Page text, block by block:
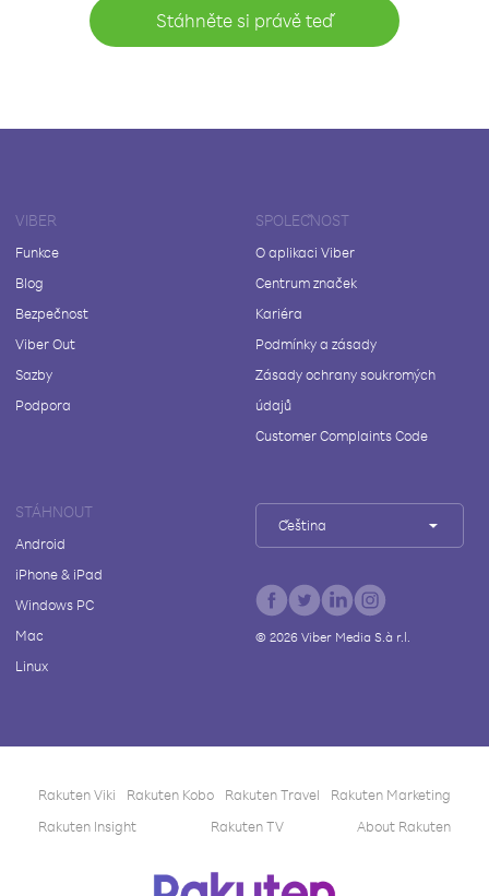
Stáhněte si právě teď
VIBER
Funkce
Blog
Bezpečnost
Viber Out
Sazby
Podpora
SPOLEČNOST
O aplikaci Viber
Centrum značek
Kariéra
Podmínky a zásady
Zásady ochrany soukromých
údajů
Customer Complaints Code
STÁHNOUT
Android
iPhone & iPad
Windows PC
Mac
Linux
Čeština
© 2026Viber Media S.à r.l.
Rakuten Viki Rakuten Kobo Rakuten Travel
Rakuten Marketing
Rakuten Insight
Rakuten TV About Rakuten